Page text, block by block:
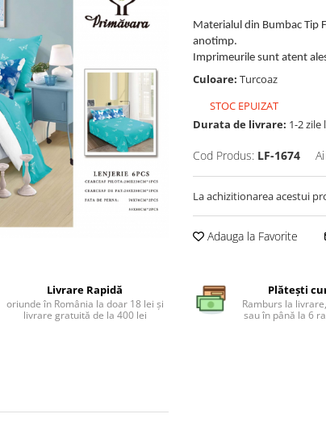
Materialul din Bumbac Tip
anotimp.
Imprimeurile sunt atent
Culoare: Turcoaz
STOC EPUIZAT
Durata de livrare: 1-2
Cod Produs: LF-1674
La achizitionarea acestui
Adauga la Favorite
Livrare Rapidă
oriunde în România la doar 18 lei și
livrare gratuită de la 400 lei
Plătești
Ramburs la
sau în până la 6